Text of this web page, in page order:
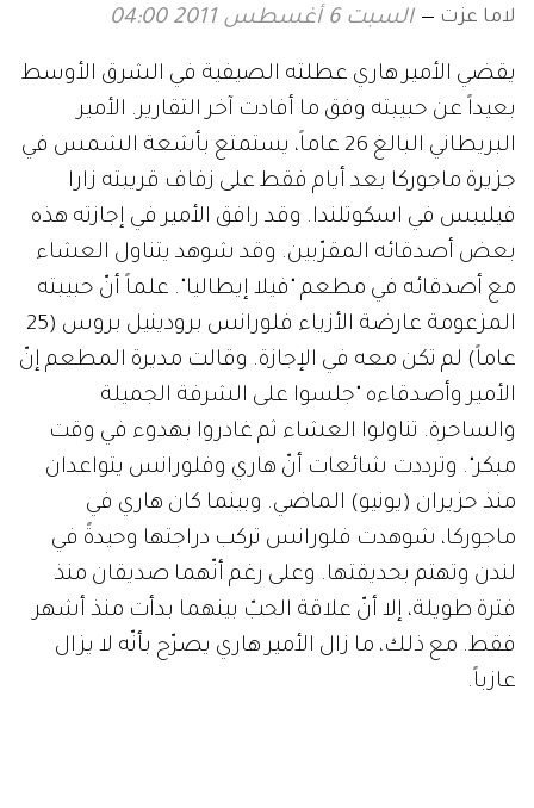
لاما عزت السبت 6 أغسطس 2011 04:00
يقضي الأمير هاري عطلته الصيفية في الشرق الأوسط
بعيداً عن حبيبته وفق ما أفادت آخر التقارير. الأمير
البريطاني البالغ 26 عاماً، يستمتع بأشعة الشمس في
جزيرة ماجوركا بعد أيام فقط على زفاف قريبته زارا
فيليبس في اسكوتلندا. وقد رافق الأمير في إجازته هذه
بعض أصدقائه المقرّبين. وقد شوهد يتناول العشاء
مع أصدقائه في مطعم "فيلا إيطاليا". علماً أنّ حبيبته
المزعومة عارضة الأزياء فلورانس برودينيل بروس (25
عاماً) لم تكن معه في الإجازة. وقالت مديرة المطعم إنّ
الأمير وأصدقاءه "جلسوا على الشرفة الجميلة
والساحرة. تناولوا العشاء ثم غادروا بهدوء في وقت
مبكر". وترددت شائعات أنّ هاري وفلورانس يتواعدان
منذ حزيران (يونيو) الماضي. وبينما كان هاري في
ماجوركا، شوهدت فلورانس تركب دراجتها وحيدةً في
لندن وتهتم بحديقتها. وعلى رغم أنّهما صديقان منذ
فترة طويلة، إلا أنّ علاقة الحبّ بينهما بدأت منذ أشهر
فقط. مع ذلك، ما زال الأمير هاري يصرّح بأنّه لا يزال
عازباً.